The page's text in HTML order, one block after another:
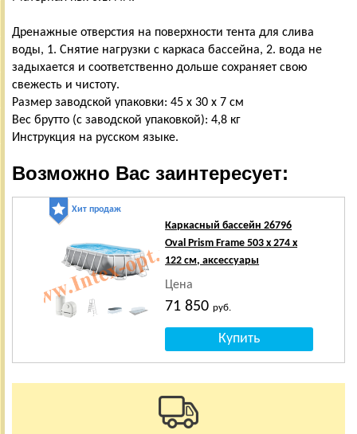
Дренажные отверстия на поверхности тента для слива
воды, 1. Снятие нагрузки с каркаса бассейна, 2. вода не
задыхается и соответственно дольше сохраняет свою
свежесть и чистоту.
Размер заводской упаковки: 45 х 30 х 7 см
Вес брутто (с заводской упаковкой): 4,8 кг
Инструкция на русском языке.
Возможно Вас заинтересует:
Хит продаж
Каркасный бассейн 26796
Oval Prism Frame 503 x 274 x
122 см, аксессуары
Цена
71 850руб.